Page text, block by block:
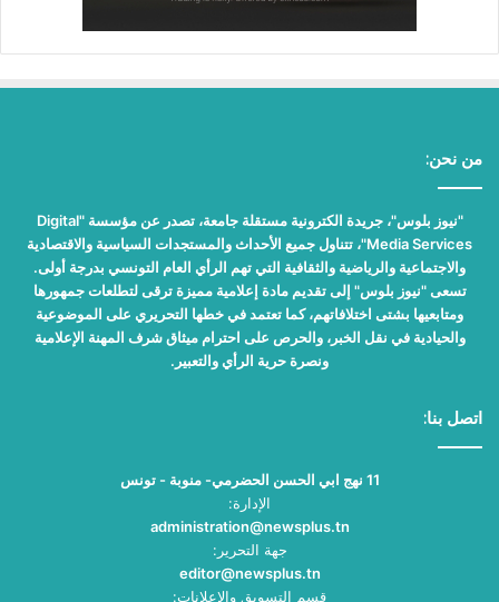
من نحن:
"نيوز بلوس"، جريدة الكترونية مستقلة جامعة، تصدر عن مؤسسة "Digital
Media Services"، تتناول جميع الأحداث والمستجدات السياسية والاقتصادية
والاجتماعية والرياضية والثقافية التي تهم الرأي العام التونسي بدرجة أولى.
تسعى "نيوز بلوس" إلى تقديم مادة إعلامية مميزة ترقى لتطلعات جمهورها
ومتابعيها بشتى اختلافاتهم، كما تعتمد في خطها التحريري على الموضوعية
والحيادية في نقل الخبر، والحرص على احترام ميثاق شرف المهنة الإعلامية
ونصرة حرية الرأي والتعبير.
اتصل بنا:
11 نهج ابي الحسن الحضرمي- منوبة - تونس
الإدارة:
administration@newsplus.tn
جهة التحرير:
editor@newsplus.tn
قسم التسويق والاعلانات: